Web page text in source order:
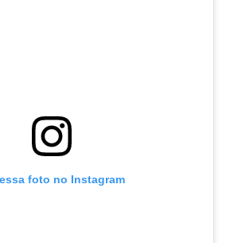
foto no Instagram